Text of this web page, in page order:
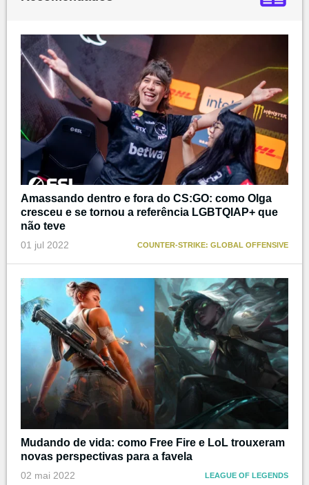
Amassando dentro e fora do CS:GO: como Olga
cresceu e se tornou a referência LGBTQIAP+ que
não teve
01 jul 2022 COUNTER-STRIKE: GLOBAL OFFENSIVE
Mudando de vida: como Free Fire e LoL trouxeram
novas perspectivas para a favela
02 mai 2022 LEAGUE OF LEGENDS